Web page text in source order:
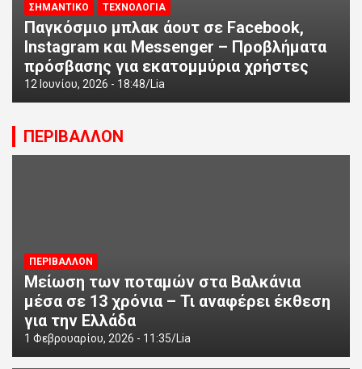
ΣΗΜΑΝΤΙΚΟ ΤΕΧΝΟΛΟΓΙΑ
Παγκόσμιο μπλακ άουτ σε Facebook,
Instagram και Messenger – Προβλήματα
πρόσβασης για εκατομμύρια χρήστες
12 Ιουνίου, 2026 - 18:48 Lia
ΠΕΡΙΒΑΛΛΟΝ
ΠΕΡΙΒΑΛΛΟΝ
Μείωση των ποταμών στα Βαλκάνια
μέσα σε 13 χρόνια – Τι αναφέρει έκθεση
για την Ελλάδα
1 Φεβρουαρίου, 2026 - 11:35 Lia